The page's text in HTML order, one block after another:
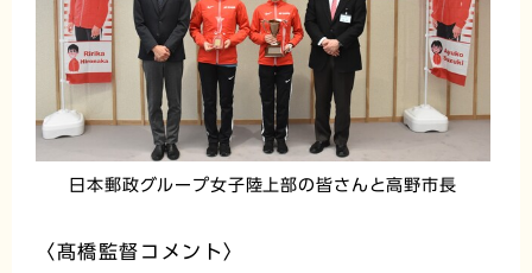
日本郵政グループ女子陸上部の皆さんと高野市長
〈髙橋監督コメント〉